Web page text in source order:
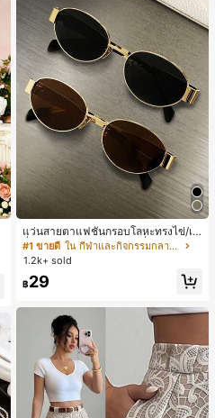
แว่นสายตาแฟชั่นกรอบโลหะทรงไข่/เห
ลี่ยมสำหรับผู้หญิง (กรอบครึ่ง), เหมาะ
สำหรับใส่ในชีวิตประจำวันและกิจกรรม
#1 ขายดี
ใน กีฬาและกิจกรรมกลางแจ้ง
1.2k+ sold
฿29